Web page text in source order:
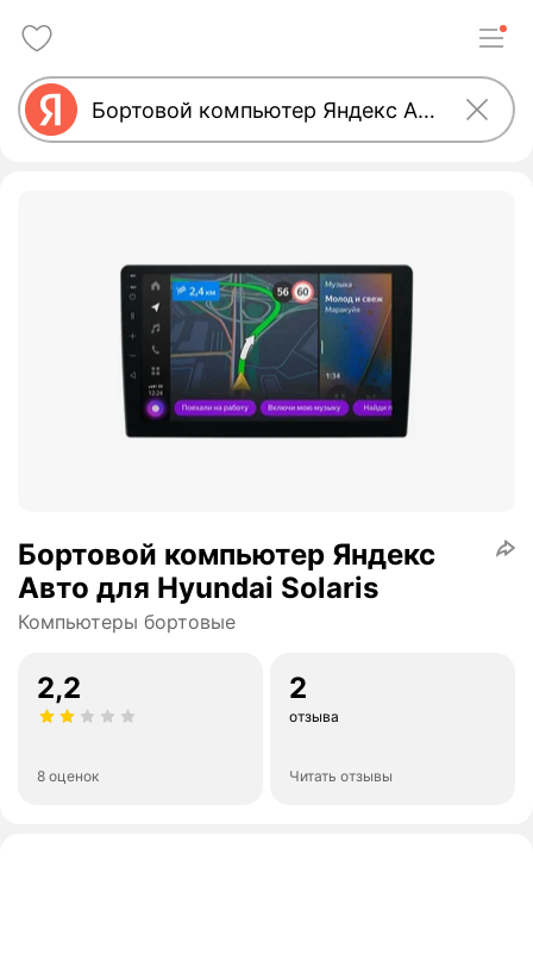
Бортовой компьютер Яндекс
Авто для Hyundai Solaris
Компьютеры бортовые
2,2
8 оценок
2
отзыва
Читать отзывы